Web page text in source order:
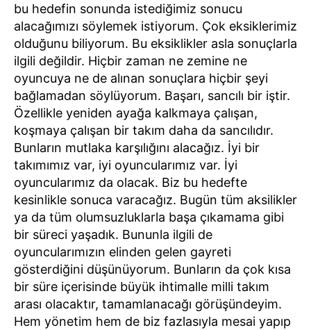
bu hedefin sonunda istediğimiz sonucu
alacağımızı söylemek istiyorum. Çok eksiklerimiz
olduğunu biliyorum. Bu eksiklikler asla sonuçlarla
ilgili değildir. Hiçbir zaman ne zemine ne
oyuncuya ne de alınan sonuçlara hiçbir şeyi
bağlamadan söylüyorum. Başarı, sancılı bir iştir.
Özellikle yeniden ayağa kalkmaya çalışan,
koşmaya çalışan bir takım daha da sancılıdır.
Bunların mutlaka karşılığını alacağız. İyi bir
takımımız var, iyi oyuncularımız var. İyi
oyuncularımız da olacak. Biz bu hedefte
kesinlikle sonuca varacağız. Bugün tüm aksilikler
ya da tüm olumsuzluklarla başa çıkamama gibi
bir süreci yaşadık. Bununla ilgili de
oyuncularımızın elinden gelen gayreti
gösterdiğini düşünüyorum. Bunların da çok kısa
bir süre içerisinde büyük ihtimalle milli takım
arası olacaktır, tamamlanacağı görüşündeyim.
Hem yönetim hem de biz fazlasıyla mesai yapıp